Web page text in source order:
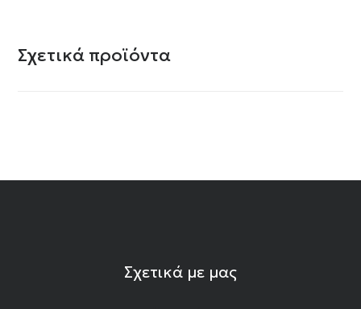
Σχετικά προϊόντα
Σχετικά με μας